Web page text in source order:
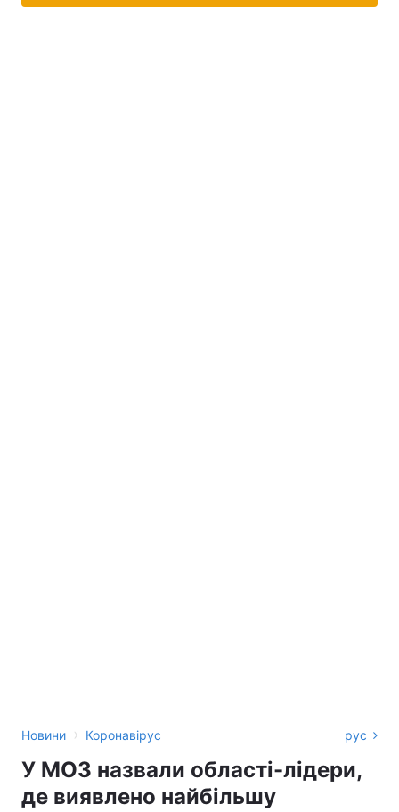
Новини › Коронавірус рус
У МОЗ назвали області-лідери,
де виявлено найбільшу